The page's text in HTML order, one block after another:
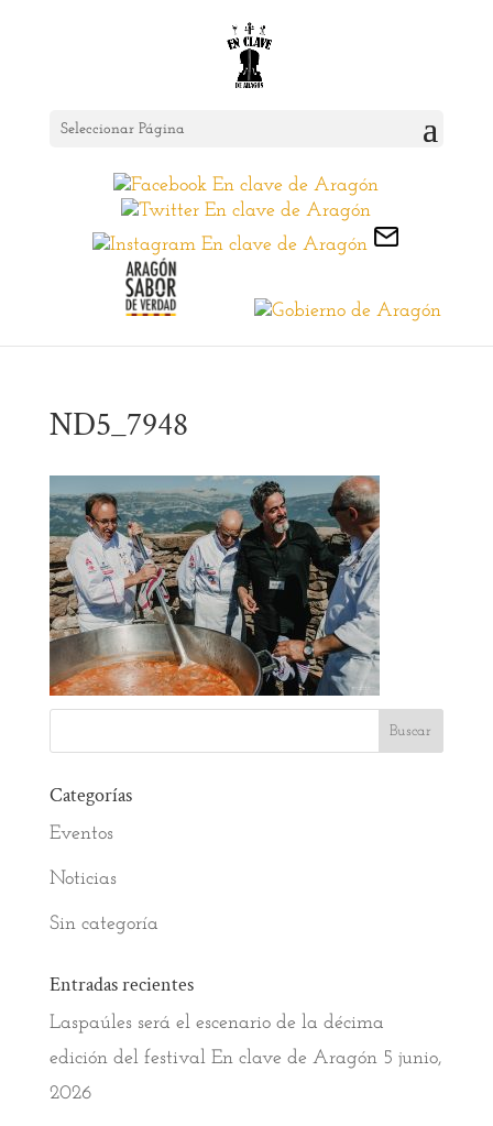
Seleccionar Página
ND5_7948
Categorías
Eventos
Noticias
Sin categoría
Entradas recientes
Laspaúles será el escenario de la décima
edición del festival En clave de Aragón 5 junio,
2026